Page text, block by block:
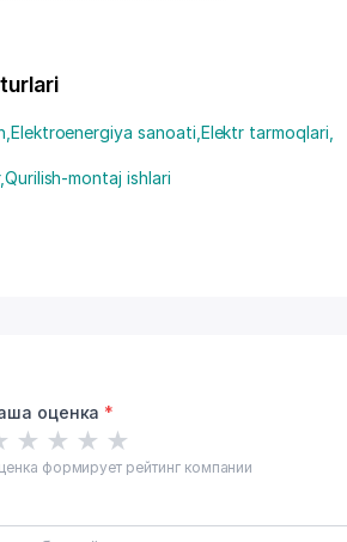
Elektroenergiya sanoati Elektr tarmoqlari
,Qurilish-montaj ishlari
оценка *
★ ★ ★ ★
формирует рейтинг компании